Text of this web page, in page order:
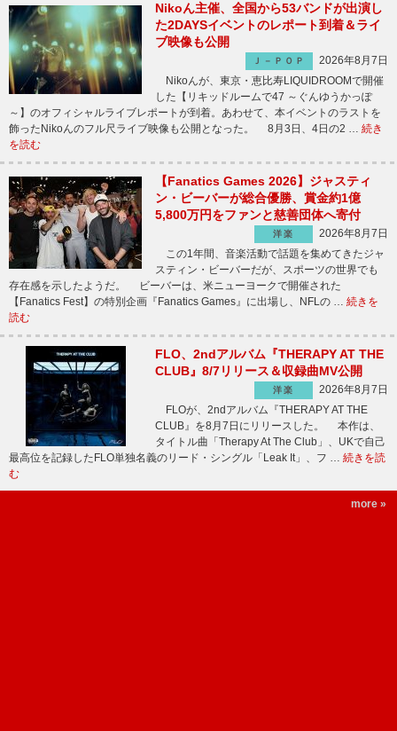
Nikoん主催、全国から53バンドが出演し
た2DAYSイベントのレポート到着＆ライ
ブ映像も公開
Ｊ－ＰＯＰ
2026年8月7日
Nikoんが、東京・恵比寿LIQUIDROOMで開催
した【リキッドルームで47 ～ぐんゆうかっぽ
～】のオフィシャルライブレポートが到着。あわせて、本イベントのラストを
飾ったNikoんのフル尺ライブ映像も公開となった。 8月3日、4日の2 … 続き
を読む
【Fanatics Games 2026】ジャスティ
ン・ビーバーが総合優勝、賞金約1億
5,800万円をファンと慈善団体へ寄付
洋楽
2026年8月7日
この1年間、音楽活動で話題を集めてきたジャ
スティン・ビーバーだが、スポーツの世界でも
存在感を示したようだ。 ビーバーは、米ニューヨークで開催された
【Fanatics Fest】の特別企画『Fanatics Games』に出場し、NFLの … 続きを
読む
FLO、2ndアルバム『THERAPY AT THE
CLUB』8/7リリース＆収録曲MV公開
洋楽
2026年8月7日
FLOが、2ndアルバム『THERAPY AT THE
CLUB』を8月7日にリリースした。 本作は、
タイトル曲「Therapy At The Club」、UKで自己
最高位を記録したFLO単独名義のリード・シングル「Leak It」、フ … 続きを読
む
more »